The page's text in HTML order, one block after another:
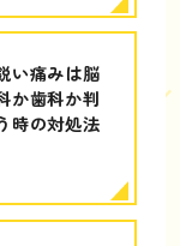
い痛みは脳
か歯科か判
時の対処法